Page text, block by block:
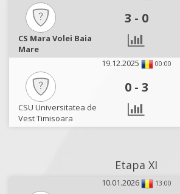
3 - 0
CS Mara Volei Baia
Mare
19.12.2025
00:00
0 - 3
CSU Universitatea de
Vest Timisoara
Etapa XI
10.01.2026 13:00